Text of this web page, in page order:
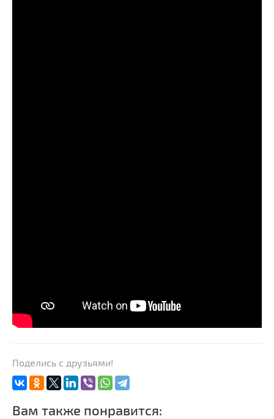
Поделись с друзьями!
Вам также понравится: